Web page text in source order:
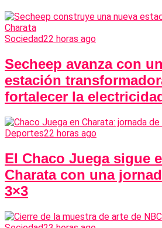
Sociedad22 horas ago
Secheep avanza con
estación
fortalecer la
Deportes22 horas ago
El Chaco Juega sigue
Charata con una
3×3